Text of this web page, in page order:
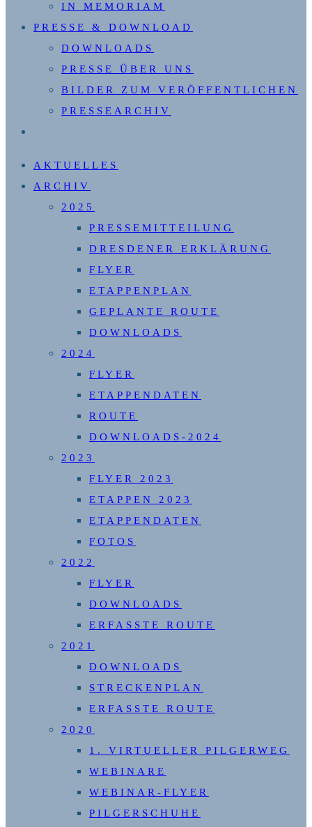
IN MEMORIAM
PRESSE & DOWNLOAD
DOWNLOADS
PRESSE ÜBER UNS
BILDER ZUM VERÖFFENTLICHEN
PRESSEARCHIV
UMSCHALTEN
AKTUELLES
ARCHIV
2025
PRESSEMITTEILUNG
DRESDENER ERKLÄRUNG
FLYER
ETAPPENPLAN
GEPLANTE ROUTE
DOWNLOADS
2024
FLYER
ETAPPENDATEN
ROUTE
DOWNLOADS-2024
2023
FLYER 2023
ETAPPEN 2023
ETAPPENDATEN
FOTOS
2022
FLYER
DOWNLOADS
ERFASSTE ROUTE
2021
DOWNLOADS
STRECKENPLAN
ERFASSTE ROUTE
2020
1. VIRTUELLER PILGERWEG
WEBINARE
WEBINAR-FLYER
PILGERSCHUHE